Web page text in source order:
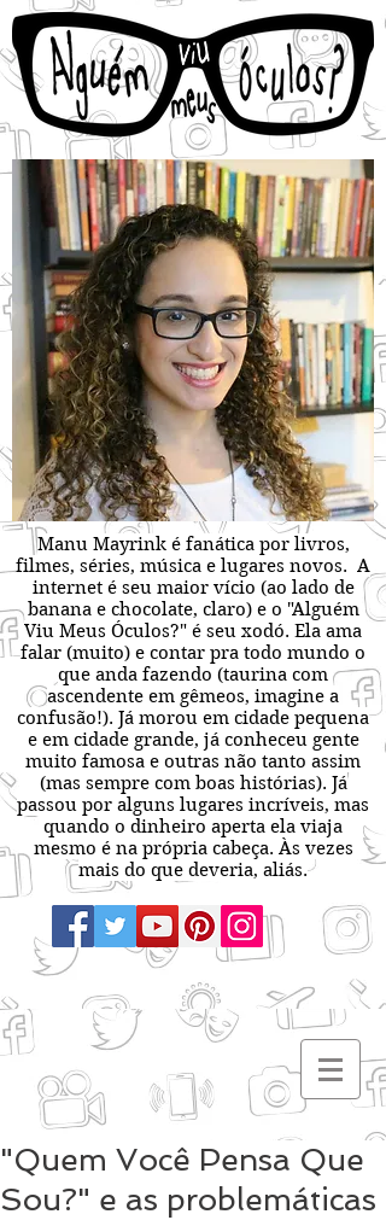
Manu Mayrink é fanática por livros,
filmes, séries, música e lugares novos. A
internet é seu maior vício (ao lado de
banana e chocolate, claro) e o "Alguém
Viu Meus Óculos?" é seu xodó. Ela ama
falar (muito) e contar pra todo mundo o
que anda fazendo (taurina com
ascendente em gêmeos, imagine a
confusão!). Já morou em cidade pequena
e em cidade grande, já conheceu gente
muito famosa e outras não tanto assim
(mas sempre com boas histórias). Já
passou por alguns lugares incríveis, mas
quando o dinheiro aperta ela viaja
mesmo é na própria cabeça. Às vezes
mais do que deveria, aliás.
"Quem Você Pensa Que
Sou?" e as problemáticas